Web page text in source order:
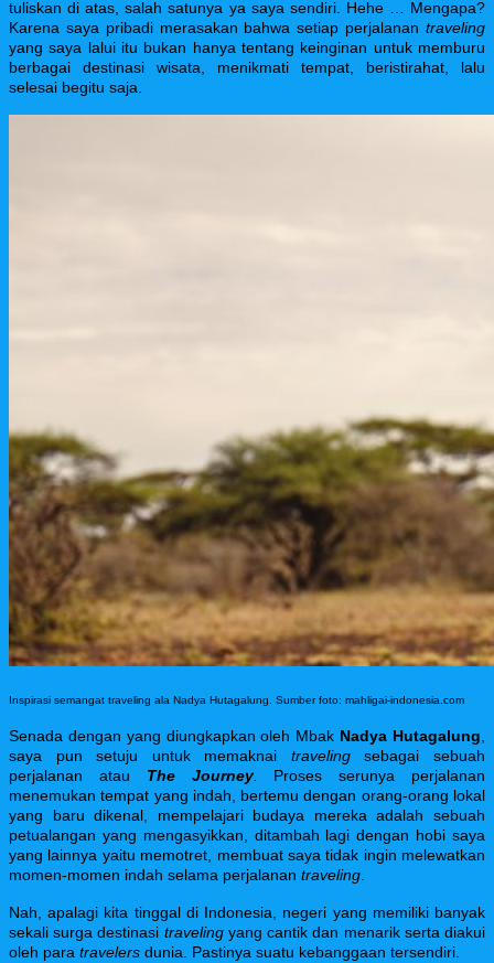
tuliskan di atas, salah satunya ya saya sendiri. Hehe … Mengapa?
Karena saya pribadi merasakan bahwa setiap perjalanan traveling
yang saya lalui itu bukan hanya tentang keinginan untuk memburu
berbagai destinasi wisata, menikmati tempat, beristirahat, lalu
selesai begitu saja.
Inspirasi semangat traveling ala Nadya Hutagalung. Sumber foto: mahligai-indonesia.com
Senada dengan yang diungkapkan oleh Mbak Nadya Hutagalung,
saya pun setuju untuk memaknai travelingsebagai sebuah
perjalanan atau The Journey. Proses serunya perjalanan
menemukan tempat yang indah, bertemu dengan orang-orang lokal
yang baru dikenal, mempelajari budaya mereka adalah sebuah
petualangan yang mengasyikkan, ditambah lagi dengan hobi saya
yang lainnya yaitu memotret, membuat saya tidak ingin melewatkan
momen-momen indah selama perjalanan traveling.
Nah, apalagi kita tinggal di Indonesia, negeri yang memiliki banyak
sekali surga destinasi travelingyang cantik dan menarik serta diakui
oleh para travelers dunia. Pastinya suatu kebanggaan tersendiri.